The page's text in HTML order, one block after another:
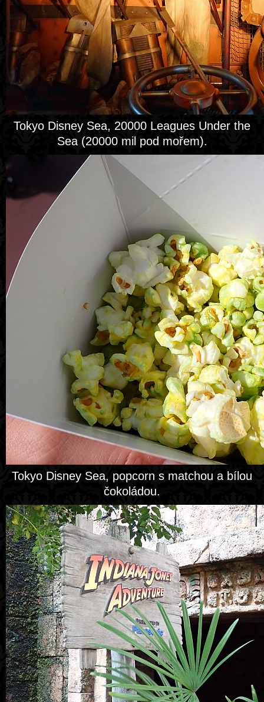
Tokyo Disney Sea, 20000 Leagues Under the
Sea (20000 mil pod mořem).
Tokyo Disney Sea, popcorn s matchou a bílou
čokoládou.